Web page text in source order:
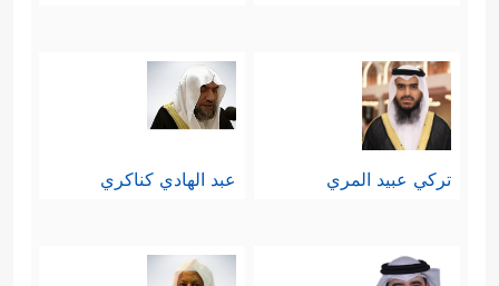
تركي عبيد المري عبد الهادي كناكري